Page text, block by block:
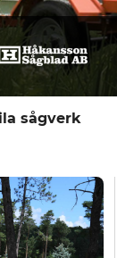
sågverk